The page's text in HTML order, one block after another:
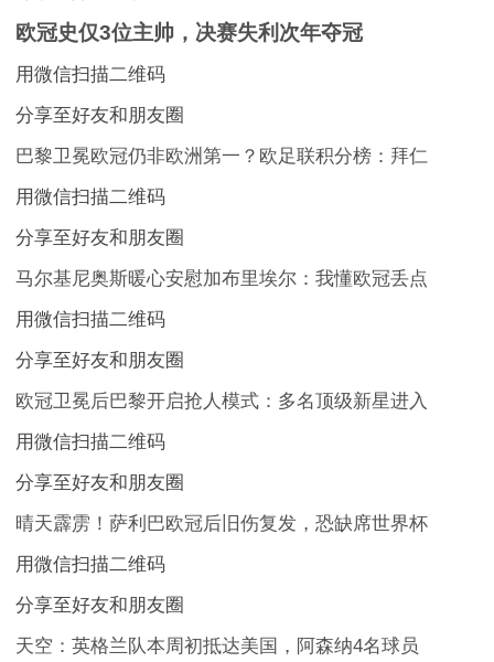
欧冠史仅3位主帅，决赛失利次年夺冠
用微信扫描二维码
分享至好友和朋友圈
巴黎卫冕欧冠仍非欧洲第一？欧足联积分榜：拜仁
用微信扫描二维码
分享至好友和朋友圈
马尔基尼奥斯暖心安慰加布里埃尔：我懂欧冠丢点
用微信扫描二维码
分享至好友和朋友圈
欧冠卫冕后巴黎开启抢人模式：多名顶级新星进入
用微信扫描二维码
分享至好友和朋友圈
晴天霹雳！萨利巴欧冠后旧伤复发，恐缺席世界杯
用微信扫描二维码
分享至好友和朋友圈
天空：英格兰队本周初抵达美国，阿森纳4名球员